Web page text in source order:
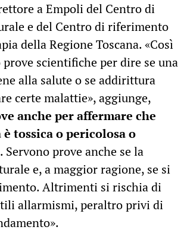
a Empoli del Centro di
e del Centro di riferimento
della Regione Toscana. «Così
prove scientifiche per dire se una
alla salute o se addirittura
certe malattie», aggiunge,
anche per affermare che
è tossica o pericolosa o
. Servono prove anche se la
e, a maggior ragione, se si
Altrimenti si rischia di
allarmismi, peraltro privi di